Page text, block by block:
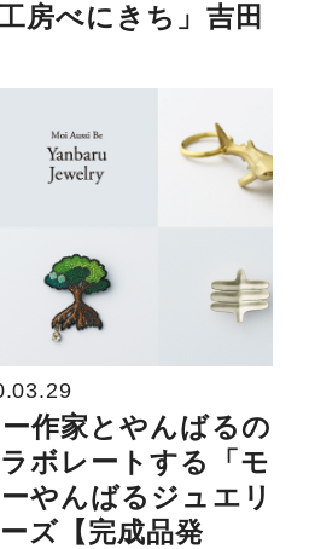
房べにきち」吉田
作家とやんばるの
ボレートする「モ
やんばるジュエリ
ズ【完成品発